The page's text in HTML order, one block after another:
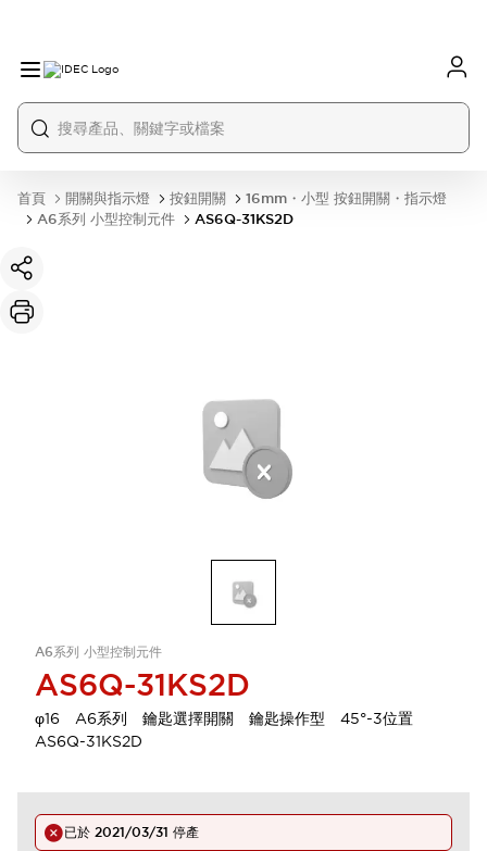
首頁 開關與指示燈 按鈕開關
16mm・小型 按鈕開關・指示燈
A6系列 小型控制元件
AS6Q-31KS2D
A6系列 小型控制元件
AS6Q-31KS2D
φ16 A6系列 鑰匙選擇開關 鑰匙操作型 45°-3位置
AS6Q-31KS2D
已於 2021/03/31 停產